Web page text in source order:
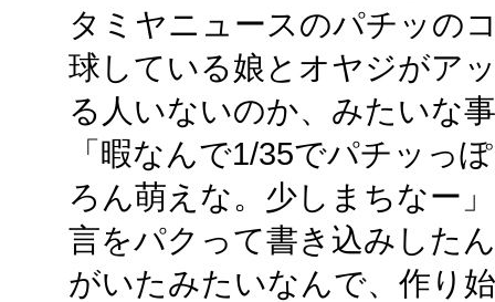
タミヤニュースのパチッの
球している娘とオヤジがア
る人いないのか、みたいな
「暇なんで1/35でパチッっ
ろん萌えな。少しまちなー
言をパクって書き込みした
がいたみたいなんで、作り